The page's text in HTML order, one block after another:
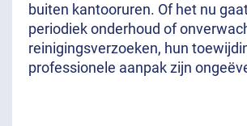
buiten kantooruren. Of het nu
periodiek onderhoud of
reinigingsverzoeken, hun
professionele aanpak zijn